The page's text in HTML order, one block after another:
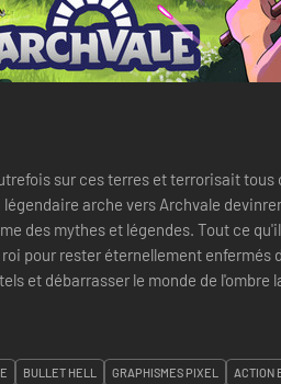
sur ces terres et terrorisait tous
arche vers Archvale
des mythes et légendes. Tout ce
rester éternellement enfermés dans
et débarrasser le monde de l'ombre
BULLET HELL GRAPHISMES PIXEL ACTION